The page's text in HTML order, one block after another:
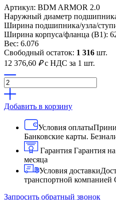
Артикул: BDM ARMOR 2.0
Наружный диаметр
Ширина подшипника/узла/
Ширина корпуса/фланца (B1):
Вес: 6.076
Свободный остаток: 1 316 шт.
12 376,60 ₽ с НДС за 1 шт.
Добавить в корзину
Условия оплаты
Банковские карты.
Гарантия Гарантия
месяца
Условия доставки
транспортной компанией
Запросить обратный звонок